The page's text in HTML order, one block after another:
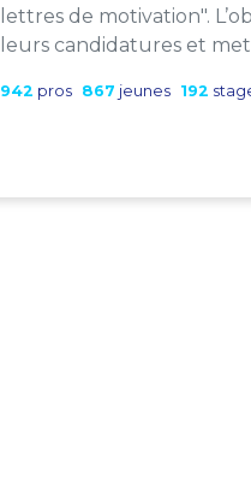
lettres de motivation".
leurs candidatures et
942 pros 867 jeunes 192